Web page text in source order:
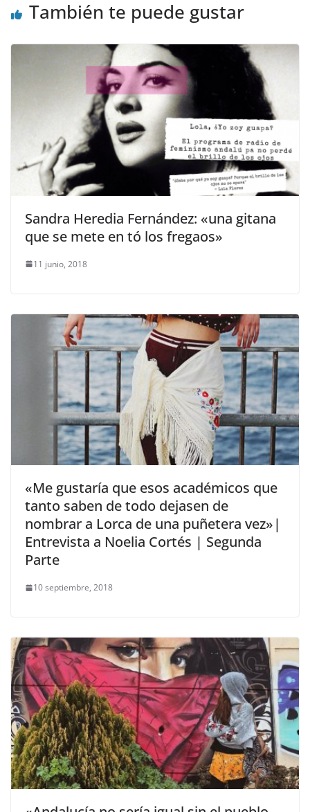
También te puede gustar
Sandra Heredia Fernández: «una gitana
que se mete en tó los fregaos»
11 junio, 2018
«Me gustaría que esos académicos que
tanto saben de todo dejasen de
nombrar a Lorca de una puñetera vez»|
Entrevista a Noelia Cortés | Segunda
Parte
10 septiembre, 2018